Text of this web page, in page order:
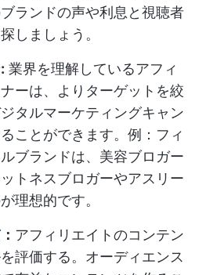
ランドの声や利息と視聴者
しましょう。
業界を理解しているアフィ
ーは、よりターゲットを絞
タルマーケティングキャン
ことができます。例：フィ
ブランドは、美容ブロガー
トネスブロガーやアスリー
理想的です。
アフィリエイトのコンテン
評価する。オーディエンス